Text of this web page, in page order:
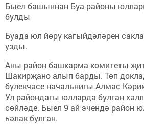
Быел башыннан Буа районы
булды
Буада юл йөрү кагыйдәләрен
узды.
Аны район башкарма комитеты
Шакирҗано алып барды. Төп
бүлекчәсе начальнигы Алмас
Ул райондагы юлларда булган
сөйләде. Быел 9 ай эчендә район
һәлак булган.